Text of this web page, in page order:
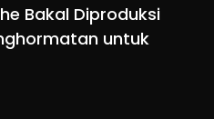
Bakal Diproduksi
untuk